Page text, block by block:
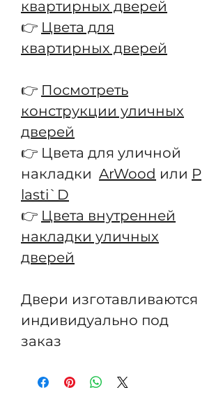
квартирных дверей
👉 Цвета для
квартирных дверей
👉 Посмотреть
конструкции уличных
дверей
👉 Цвета для уличной
накладки ArWood или P
lasti`D
👉 Цвета внутренней
накладки уличных
дверей
Двери изготавливаются
индивидуально под
заказ